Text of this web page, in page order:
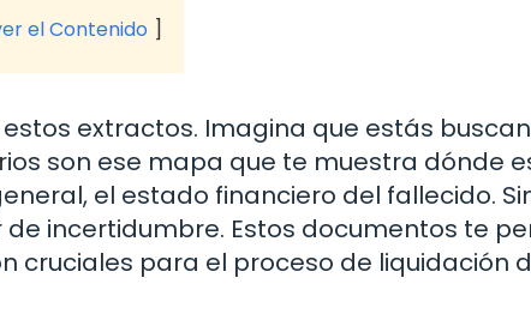
el Contenido
extractos. Imagina que estás
son ese mapa que te muestra dónde
el estado financiero del fallecido.
incertidumbre. Estos documentos te
cruciales para el proceso de liquidación